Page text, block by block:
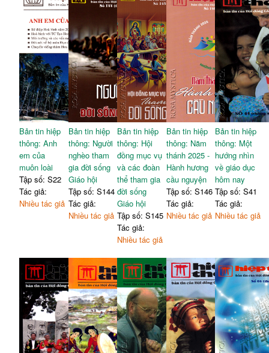
Bản tin hiệp
thông: Anh
em của
muôn loài
Tập số: S22
Tác giả:
Nhiều tác giả
Bản tin hiệp
thông: Người
nghèo tham
gia đời sống
Giáo hội
Tập số: S144
Tác giả:
Nhiều tác giả
Bản tin hiệp
thông: Hội
đồng mục vụ
và các đoàn
thể tham gia
đời sống
Giáo hội
Tập số: S145
Tác giả:
Nhiều tác giả
Bản tin hiệp
thông: Năm
thánh 2025 -
Hành hương
cầu nguyện
Tập số: S146
Tác giả:
Nhiều tác giả
Bản tin hiệp
thông: Một
hướng nhìn
về giáo dục
hôm nay
Tập số: S41
Tác giả:
Nhiều tác giả